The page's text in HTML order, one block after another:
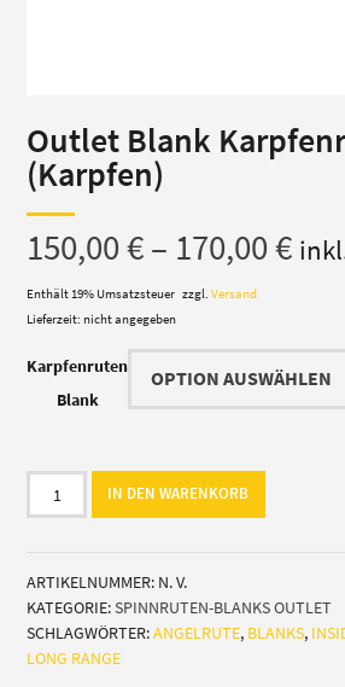
Outlet Blank
(Karpfen)
150,00€– 170,00€
Enthält 19% Umsatzsteuer zzgl.Versand
Lieferzeit: nicht angegeben
Karpfenruten
Blank
Blank
Menge
IN DEN WARENKORB
ARTIKELNUMMER: N. V.
KATEGORIE:SPINNRUTEN-BLANKS OUTLET
SCHLAGWÖRTER:ANGELRUTE, BLANKS,
LONG RANGE